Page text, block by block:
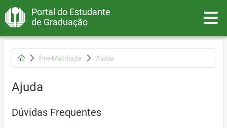
Portal do Estudante
de Graduação
Pré-Matrícula Ajuda
Ajuda
Dúvidas Frequentes